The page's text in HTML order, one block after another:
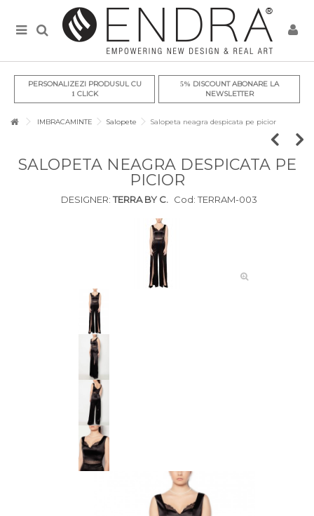
PERSONALIZEZI PRODUSUL CU
1CLICK
5% DISCOUNT ABONARE LA
NEWSLETTER
IMBRACAMINTE Salopete Salopeta neagra despicata pe picior
SALOPETA NEAGRA DESPICATA PE
PICIOR
DESIGNER:TERRA BY C. Cod: TERRAM-003